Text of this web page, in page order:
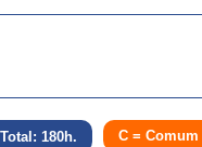
180h. C = Comum